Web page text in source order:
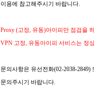
이용에 참고해주시기 바랍니다.
Proxy (고정, 유동)아이피만 점검을
VPN 고정, 유동아이피 서비스는 정
문의사항은 유선전화(02-2038-
문의주시기 바랍니다.